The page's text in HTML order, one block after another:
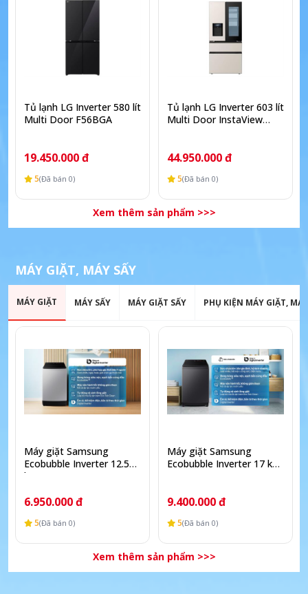
Tủ lạnh LG Inverter 580 lít
Multi Door F56BGA
19.450.000 đ
5(Đã bán 0)
Tủ lạnh LG Inverter 603 lít
Multi Door InstaView
44.950.000 đ
5(Đã bán 0)
Xem thêm sản phẩm >>>
MÁY GIẶT, MÁY SẤY
MÁY GIẶT MÁY SẤY MÁY GIẶT SẤY PHỤ KIỆN MÁY GIẶT,
Máy giặt Samsung
Ecobubble Inverter 12.5
kg WA40F12E4LSV
6.950.000 đ
5(Đã bán 0)
Máy giặt Samsung
Ecobubble Inverter 17 kg
9.400.000 đ
5(Đã bán 0)
Xem thêm sản phẩm >>>